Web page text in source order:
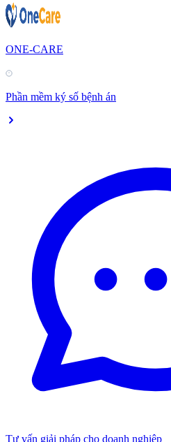
ONE-CARE
Phần mềm ký số bệnh án
Tư vấn giải pháp cho doanh nghiệp